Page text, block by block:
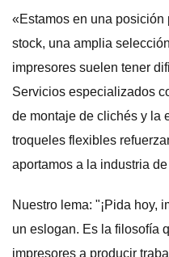
«Estamos en una
stock, una amplia
impresores suelen tener
Servicios especializados
de montaje de clichés y la
troqueles flexibles
aportamos a la industria
Nuestro lema: "¡Pida hoy,
un eslogan. Es la filosofía
impresores a producir